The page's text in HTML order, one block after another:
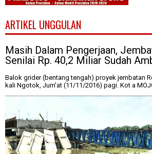
ARTIKEL UNGGULAN
Masih Dalam Pengerjaan,
Senilai Rp. 40,2 Miliar Sudah
Balok grider (bentang tengah) proyek jembatan
kali Ngotok, Jum'at (11/11/2016) pagi. Kot a